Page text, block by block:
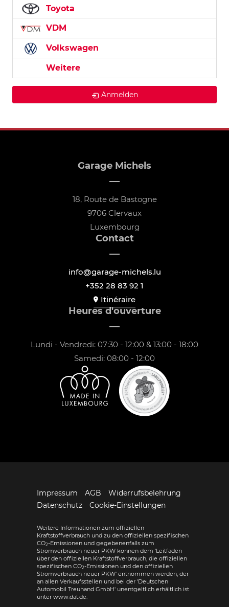
Toyota
VDM
Volkswagen
Weitere
Anmelden
Garage Michels
18, Route de Bastogne
9706 Clervaux
Luxembourg
Contact
info@garage-michels.lu
+352 28 83 92 1
Itinéraire
Heures d'ouverture
Lundi - Vendredi: 07:30 - 12:00 & 13:00 - 18:00
Samedi: 08:00 - 12:00
Impressum AGB
Widerrufsbelehrung
Datenschutz
Cookie-Einstellungen
Weitere Informationen zum offiziellen
Kraftstoffverbrauch und zu den offiziellen spezifischen
CO2-Emissionen und gegebenenfalls zum
Stromverbrauch neuer PKW können dem 'Leitfaden
über den offiziellen Kraftstoffverbrauch, die offiziellen
spezifischen CO2-Emissionen und den offiziellen
Stromverbrauch neuer PKW' entnommen werden, der
an allen Verkaufsstellen und bei der 'Deutschen
Automobil Treuhand GmbH' unentgeltlich erhältlich ist
unter www.dat.de.